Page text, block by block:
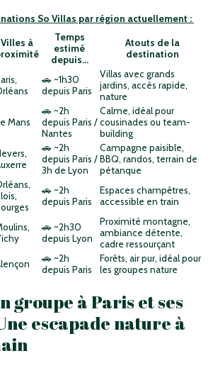
So Villas par région actuellement :
Villes à
Temps
estimé
depuis…
Atouts de la
destination
🚗 ~1h30
depuis Paris
Villas avec grands
jardins, accès rapide,
nature
Mans
🚗 ~2h
depuis Paris /
Nantes
Calme, idéal pour
cousinades ou team-
building
🚗 ~2h
depuis Paris /
3h de Lyon
Campagne paisible,
BBQ, randos, terrain de
pétanque
🚗 ~2h
depuis Paris
Espaces champêtres,
accessible en train
🚗 ~2h30
depuis Lyon
Proximité montagne,
ambiance détente,
cadre ressourçant
🚗 ~2h
depuis Paris
Forêts, air pur, idéal pour
les groupes nature
groupe à Paris et ses
escapade nature à